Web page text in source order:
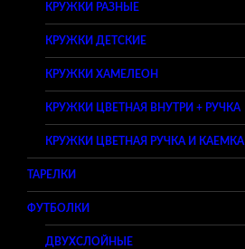
КРУЖКИ РАЗНЫЕ
КРУЖКИ ДЕТСКИЕ
КРУЖКИ ХАМЕЛЕОН
КРУЖКИ ЦВЕТНАЯ ВНУТРИ + РУЧКА
КРУЖКИ ЦВЕТНАЯ РУЧКА И КАЕМКА
ТАРЕЛКИ
ФУТБОЛКИ
ДВУХСЛОЙНЫЕ